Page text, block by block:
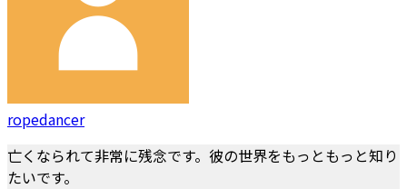
ropedancer
亡くなられて非常に残念です。彼の世界をもっともっと知り
たいです。